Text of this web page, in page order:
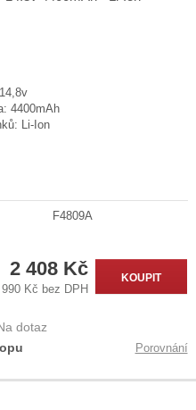
4400mAh
Li-Ion
F4809A
2 408 Kč
990 Kč bez DPH
KOUPIT
dotaz
Porovnání